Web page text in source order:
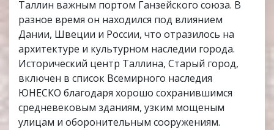
Таллин важным портом Ганзейского союза. В
разное время он находился под влиянием
Дании, Швеции и России, что отразилось на
архитектуре и культурном наследии города.
Исторический центр Таллина, Старый город,
включен в список Всемирного наследия
ЮНЕСКО благодаря хорошо сохранившимся
средневековым зданиям, узким мощеным
улицам и оборонительным сооружениям​.